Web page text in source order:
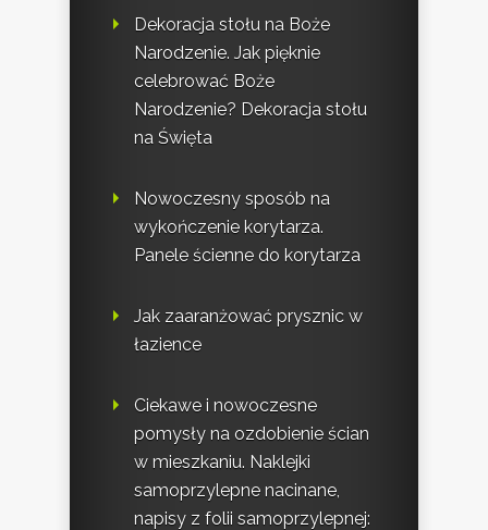
Dekoracja stołu na Boże
Narodzenie. Jak pięknie
celebrować Boże
Narodzenie? Dekoracja stołu
na Święta
Nowoczesny sposób na
wykończenie korytarza.
Panele ścienne do korytarza
Jak zaaranżować prysznic w
łazience
Ciekawe i nowoczesne
pomysły na ozdobienie ścian
w mieszkaniu. Naklejki
samoprzylepne nacinane,
napisy z folii samoprzylepnej: